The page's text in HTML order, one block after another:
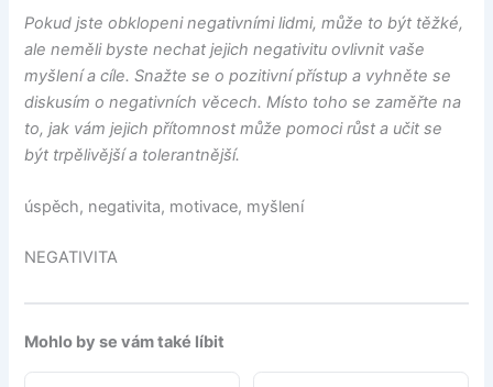
Pokud jste obklopeni negativními lidmi, může to být těžké,
ale neměli byste nechat jejich negativitu ovlivnit vaše
myšlení a cíle. Snažte se o pozitivní přístup a vyhněte se
diskusím o negativních věcech. Místo toho se zaměřte na
to, jak vám jejich přítomnost může pomoci růst a učit se
být trpělivější a tolerantnější.
úspěch, negativita, motivace, myšlení
NEGATIVITA
Mohlo by se vám také líbit